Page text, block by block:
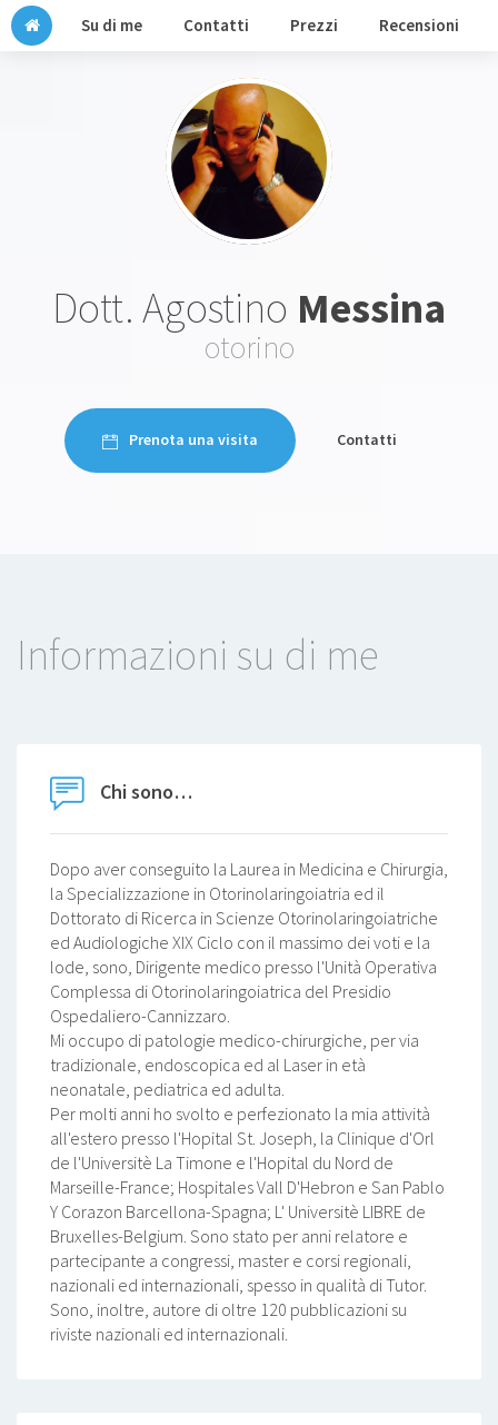
Su di me Contatti Prezzi Recensioni
Dott. Agostino Messina
otorino
Prenota una visita Contatti
Informazioni su di me
Chi sono…
Dopo aver conseguito la Laurea in Medicina e Chirurgia,
la Specializzazione in Otorinolaringoiatria ed il
Dottorato di Ricerca in Scienze Otorinolaringoiatriche
ed Audiologiche XIX Ciclo con il massimo dei voti e la
lode, sono, Dirigente medico presso l'Unità Operativa
Complessa di Otorinolaringoiatrica del Presidio
Ospedaliero-Cannizzaro.
Mi occupo di patologie medico-chirurgiche, per via
tradizionale, endoscopica ed al Laser in età
neonatale, pediatrica ed adulta.
Per molti anni ho svolto e perfezionato la mia attività
all'estero presso l'Hopital St. Joseph, la Clinique d'Orl
de l'Universitè La Timone e l'Hopital du Nord de
Marseille-France; Hospitales Vall D'Hebron e San Pablo
Y Corazon Barcellona-Spagna; L' Universitè LIBRE de
Bruxelles-Belgium. Sono stato per anni relatore e
partecipante a congressi, master e corsi regionali,
nazionali ed internazionali, spesso in qualità di Tutor.
Sono, inoltre, autore di oltre 120 pubblicazioni su
riviste nazionali ed internazionali.